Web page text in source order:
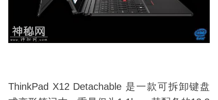
ThinkPad X12 Detachable 是一款可拆卸键盘